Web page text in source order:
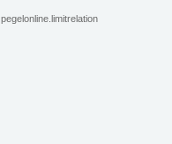
pegelonline.limitrelation